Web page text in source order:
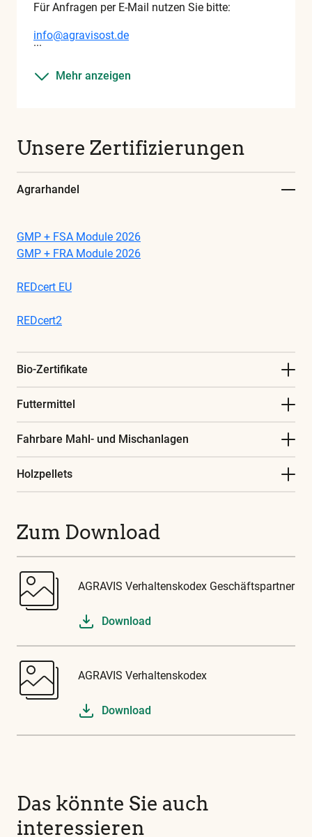
Für Anfragen per E-Mail nutzen Sie bitte:
info@agravisost.de
Mehr anzeigen
Unsere Zertifizierungen
Agrarhandel
GMP + FSA Module 2026
GMP + FRA Module 2026
REDcert EU
REDcert2
Bio-Zertifikate
Futtermittel
Fahrbare Mahl- und Mischanlagen
Holzpellets
Zum Download
AGRAVIS Verhaltenskodex Geschäftspartner
Download
AGRAVIS Verhaltenskodex
Download
Das könnte Sie auch
interessieren